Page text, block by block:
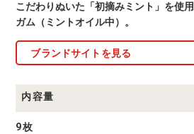
品
一
こだわりぬいた「初摘みミント」を使
ガム（ミントオイル中）。
ブランドサイトを見る
内容量
9枚